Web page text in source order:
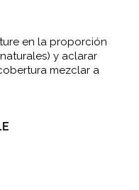
en la proporción
y aclarar
mezclar a